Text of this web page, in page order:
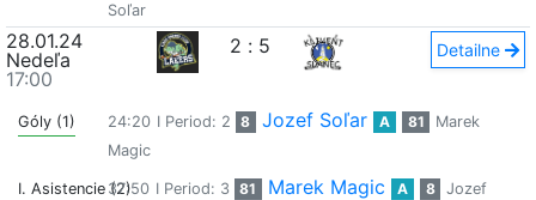
Soľar
28.01.24
Nedeľa
17:00
2 : 5 Detailne
Góly (1) 24:20 I Period: 2 8 Jozef Soľar A 81
Marek
Magic
I. Asistencie (2)37:50 I Period: 3 81 Marek Magic A 8
Jozef